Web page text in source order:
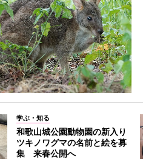
学ぶ・知る
和歌山城公園動物園の新入り
ツキノワグマの名前と絵を募
集 来春公開へ